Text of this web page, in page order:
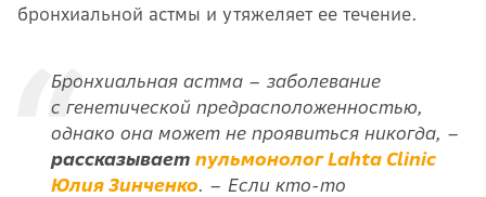
бронхиальной астмы и утяжеляет ее течение.
Бронхиальная астма – заболевание
с генетической предрасположенностью,
однако она может не проявиться никогда, –
рассказывает пульмонолог Lahta Clinic
Юлия Зинченко. – Если кто-то